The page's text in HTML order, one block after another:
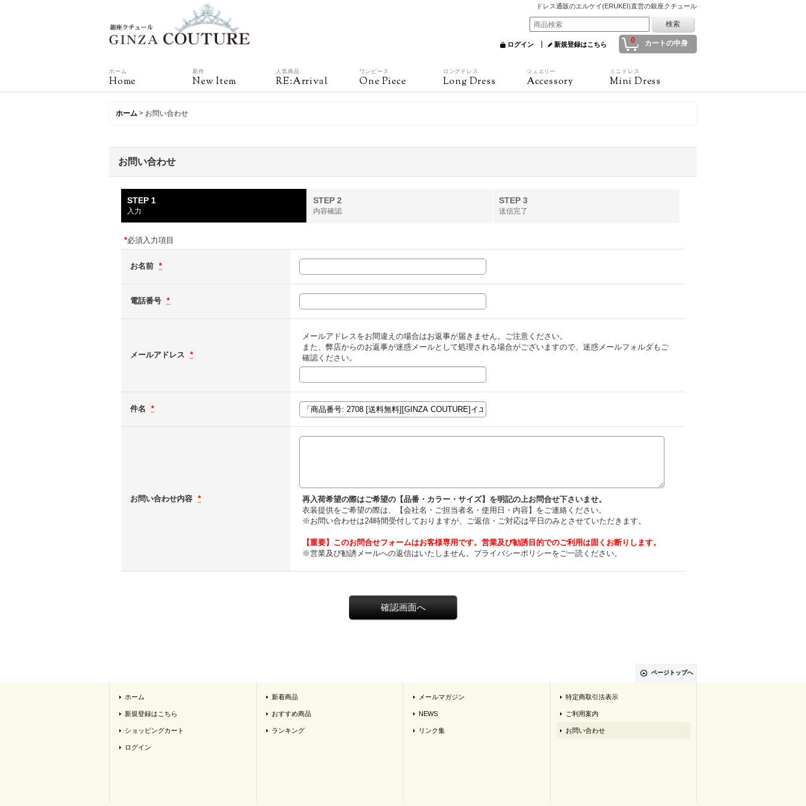
ドレス通販のエルケイ(ERUKEI)直営の銀座クチュール
0 カートの中身
ログイン 新規登録はこちら
ホーム
Home
新作
New Item
人気商品
RE:Arrival
ワンピース
One Piece
ロングドレス
Long Dress
ジュエリー
Accessory
ミニドレス
Mini Dress
ホーム > お問い合わせ
お問い合わせ
STEP 1
入力
STEP 2
内容確認
STEP 3
送信完了
*必須入力項目
お名前 *
電話番号 *
メールアドレス *
メールアドレスをお間違えの場合はお返事が届きません。ご注意ください。
また、弊店からのお返事が迷惑メールとして処理される場合がございますので、迷惑メールフォルダもご
確認ください。
件名 *
お問い合わせ内容 *
再入荷希望の際はご希望の【品番・カラー・サイズ】を明記の上お問合せ下さいませ。
衣装提供をご希望の際は、【会社名・ご担当者名・使用日・内容】をご連絡ください。
※お問い合わせは24時間受付しておりますが、ご返信・ご対応は平日のみとさせていただきます。
【重要】このお問合せフォームはお客様専用です。営業及び勧誘目的でのご利用は固くお断りします。
※営業及び勧誘メールへの返信はいたしません。プライバシーポリシーをご一読ください。
ページトップへ
ホーム
新規登録はこちら
ショッピングカート
ログイン
新着商品
おすすめ商品
ランキング
メールマガジン
NEWS
リンク集
特定商取引法表示
ご利用案内
お問い合わせ